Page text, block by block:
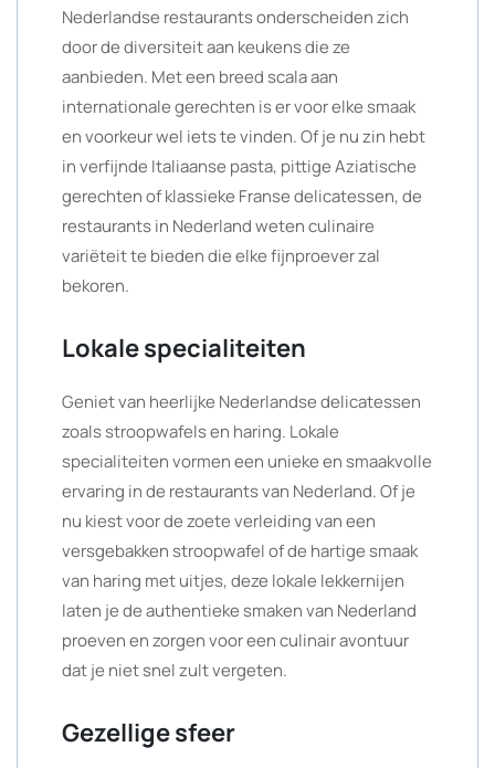
Nederlandse restaurants onderscheiden zich
door de diversiteit aan keukens die ze
aanbieden. Met een breed scala aan
internationale gerechten is er voor elke smaak
en voorkeur wel iets te vinden. Of je nu zin hebt
in verfijnde Italiaanse pasta, pittige Aziatische
gerechten of klassieke Franse delicatessen, de
restaurants in Nederland weten culinaire
variëteit te bieden die elke fijnproever zal
bekoren.
Lokale specialiteiten
Geniet van heerlijke Nederlandse delicatessen
zoals stroopwafels en haring. Lokale
specialiteiten vormen een unieke en smaakvolle
ervaring in de restaurants van Nederland. Of je
nu kiest voor de zoete verleiding van een
versgebakken stroopwafel of de hartige smaak
van haring met uitjes, deze lokale lekkernijen
laten je de authentieke smaken van Nederland
proeven en zorgen voor een culinair avontuur
dat je niet snel zult vergeten.
Gezellige sfeer